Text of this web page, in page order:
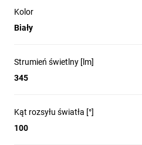
Kolor
Biały
Strumień świetlny [lm]
345
Kąt rozsyłu światła [°]
100